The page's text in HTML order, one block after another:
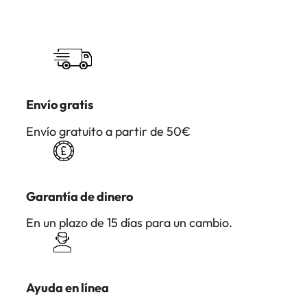
Envío gratis
Envío gratuito a partir de 50€
Garantía de dinero
En un plazo de 15 días para un cambio.
Ayuda en línea